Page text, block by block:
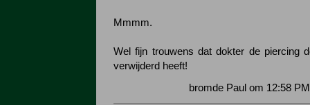
Mmmm.
Wel fijn trouwens dat dokter de piercing
verwijderd heeft!
bromde Paul om 12:58